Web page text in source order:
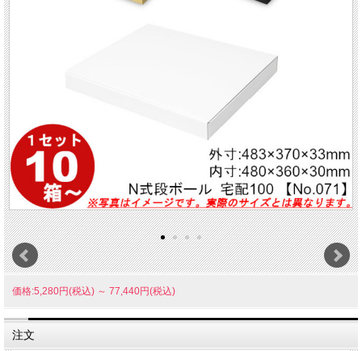
価格:5,280円(税込) ～ 77,440円(税込)
注文